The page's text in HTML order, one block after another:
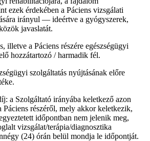
ezek érdekében a Páciens vizsgálati
irányul — ideértve a gyógyszerek,
javaslatát.
illetve a Páciens részére egészségügyi
hozzátartozó / harmadik fél.
szolgáltatás nyújtásának előre
a Szolgáltató irányába keletkező azon
Páciens részéről, mely akkor keletkezik,
időpontban nem jelenik meg,
vizsgálat/terápia/diagnosztika
(24) órán belül mondja le időpontját.